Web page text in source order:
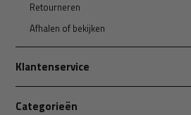
Retourneren
Afhalen of bekijken
Klantenservice
Categorieën